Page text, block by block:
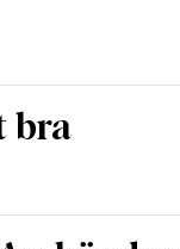
bra